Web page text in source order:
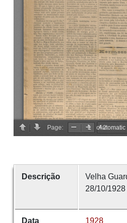
Descrição
Velha
28/10/1928
Data 1928